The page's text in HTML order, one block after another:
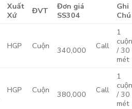
Xuất
Xứ
ĐVT
Đơn giá
SS304
Ghi
Chú
HGP Cuộn 340,000 Call
1
/ 30
mét
HGP Cuộn 380,000 Call
1
/ 30
mét